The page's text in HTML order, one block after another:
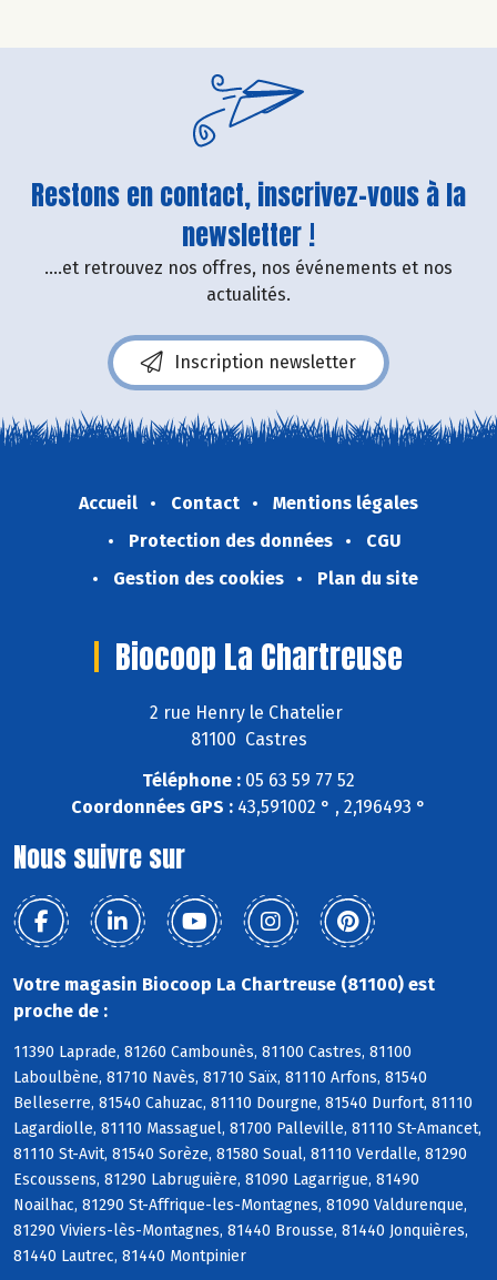
Restons en contact, inscrivez-vous à la
newsletter !
....et retrouvez nos offres, nos événements et nos
actualités.
Inscription newsletter
Accueil Contact
Mentions légales
Protection des données
CGU
Gestion des cookies
Plan du site
Biocoop La Chartreuse
2 rue Henry le Chatelier
81100 Castres
Téléphone : 05 63 59 77 52
Coordonnées GPS : 43,591002 ° , 2,196493 °
Nous suivre sur
Votre magasin Biocoop La Chartreuse (81100) est
proche de :
11390 Laprade, 81260 Cambounès, 81100 Castres, 81100
Laboulbène, 81710 Navès, 81710 Saïx, 81110 Arfons, 81540
Belleserre, 81540 Cahuzac, 81110 Dourgne, 81540 Durfort, 81110
Lagardiolle, 81110 Massaguel, 81700 Palleville, 81110 St-Amancet,
81110 St-Avit, 81540 Sorèze, 81580 Soual, 81110 Verdalle, 81290
Escoussens, 81290 Labruguière, 81090 Lagarrigue, 81490
Noailhac, 81290 St-Affrique-les-Montagnes, 81090 Valdurenque,
81290 Viviers-lès-Montagnes, 81440 Brousse, 81440 Jonquières,
81440 Lautrec, 81440 Montpinier